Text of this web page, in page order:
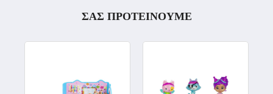
ΣΑΣ ΠΡΟΤΕΙΝΟΥΜΕ